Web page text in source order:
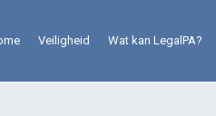
Veiligheid Wat kan LegalPA?